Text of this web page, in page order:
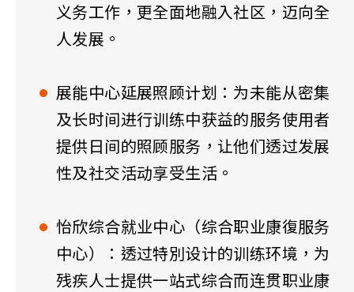
义务工作，更全面地融入社区，迈向全
人发展。
展能中心延展照顾计划：为未能从密集
及长时间进行训练中获益的服务使用者
提供日间的照顾服务，让他们透过发展
性及社交活动享受生活。
怡欣综合就业中心（综合职业康復服务
中心）：透过特別设计的训练环境，为
残疾人士提供一站式综合而连贯职业康